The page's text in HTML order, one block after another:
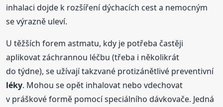
inhalaci dojde k rozšíření dýchacích cest a nemocným
se výrazně uleví.
U těžších forem astmatu, kdy je potřeba častěji
aplikovat záchrannou léčbu (třeba i několikrát
do týdne), se užívají takzvané protizánětlivé preventivní
léky. Mohou se opět inhalovat nebo vdechovat
v práškové formě pomocí speciálního dávkovače. Jedná